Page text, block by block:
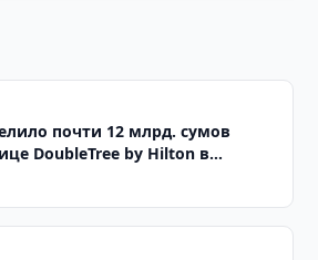
почти 12 млрд. сумов
DoubleTree by Hilton в